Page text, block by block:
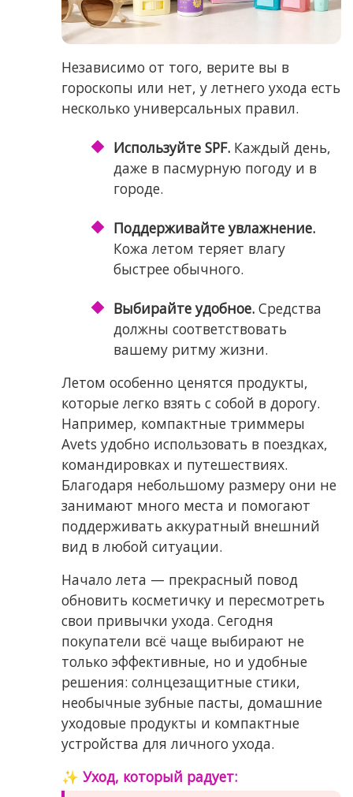
Независимо от того, верите вы в
гороскопы или нет, у летнего ухода есть
несколько универсальных правил.
Используйте SPF.Каждый день,
даже в пасмурную погоду и в
городе.
Поддерживайте увлажнение.
Кожа летом теряет влагу
быстрее обычного.
Выбирайте удобное.Средства
должны соответствовать
вашему ритму жизни.
Летом особенно ценятся продукты,
которые легко взять с собой в дорогу.
Например, компактные триммеры
Avets удобно использовать в поездках,
командировках и путешествиях.
Благодаря небольшому размеру они не
занимают много места и помогают
поддерживать аккуратный внешний
вид в любой ситуации.
Начало лета — прекрасный повод
обновить косметичку и пересмотреть
свои привычки ухода. Сегодня
покупатели всё чаще выбирают не
только эффективные, но и удобные
решения: солнцезащитные стики,
необычные зубные пасты, домашние
уходовые продукты и компактные
устройства для личного ухода.
✨ Уход, который радует: